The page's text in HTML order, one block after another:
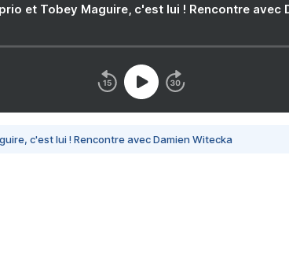
et Tobey Maguire, c'est lui ! Rencontre avec
c'est lui ! Rencontre avec Damien Witecka